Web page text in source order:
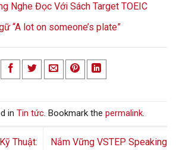
Nghe Đọc Với Sách Target TOEIC
“A lot on someone’s plate”
in Tin tức. Bookmark the permalink.
Thuật:
Nắm Vững VSTEP Speaking